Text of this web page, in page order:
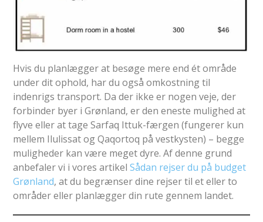
Hvis du planlægger at besøge mere end ét område
under dit ophold, har du også omkostning til
indenrigs transport. Da der ikke er nogen veje, der
forbinder byer i Grønland, er den eneste mulighed at
flyve eller at tage Sarfaq Ittuk-færgen (fungerer kun
mellem Ilulissat og Qaqortoq på vestkysten) – begge
muligheder kan være meget dyre. Af denne grund
anbefaler vi i vores artikelSådan rejser du på budget
Grønland, at du begrænser dine rejser til et eller to
områder eller planlægger din rute gennem landet.